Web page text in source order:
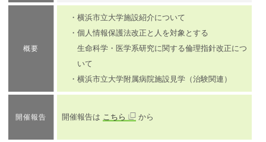
概要
・横浜市立大学施設紹介について
・個人情報保護法改正と人を対象とする
生命科学・医学系研究に関する倫理指針改正につ
いて
・横浜市立大学附属病院施設見学（治験関連）
開催報告 開催報告は こちら から